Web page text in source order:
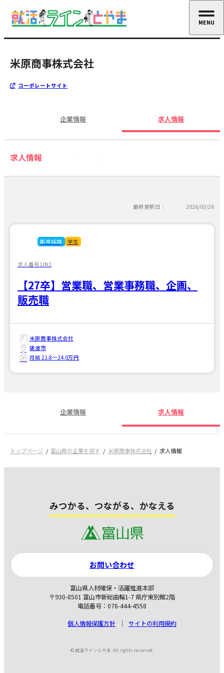
米原商事株式会社
コーポレートサイト
企業情報 求人情報
求人情報
最終更新日： 2026/03/26
新卒採用 学生
求人番号1092
【27卒】営業職、営業事務職、企画、
販売職
米原商事株式会社
砺波市
月給 21.8〜24.0万円
企業情報 求人情報
トップページ 富山県の企業を探す 米原商事株式会社 求人情報
みつかる、つながる、かなえる
富山県人材確保・活躍推進本部
〒930-8501 富山市新総曲輪1-7 県庁東別館2階
電話番号：076-444-4558
個人情報保護方針
サイトの利用規約
お問い合わせ
© 就活ラインとやま. All rights reserved.
MENU